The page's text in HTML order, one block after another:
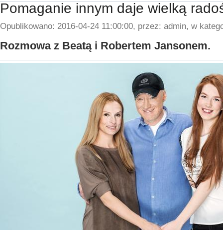
Pomaganie innym daje wielką
Opublikowano: 2016-04-24 11:00:00, przez: admin, w
Rozmowa z Beatą i Robertem Jansonem.